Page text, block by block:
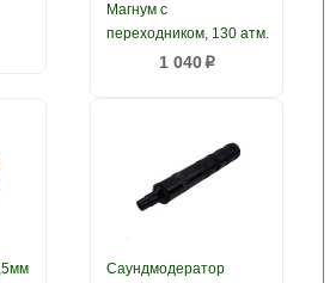
Магнум с
переходником, 130 атм.
1 040p
Саундмодератор